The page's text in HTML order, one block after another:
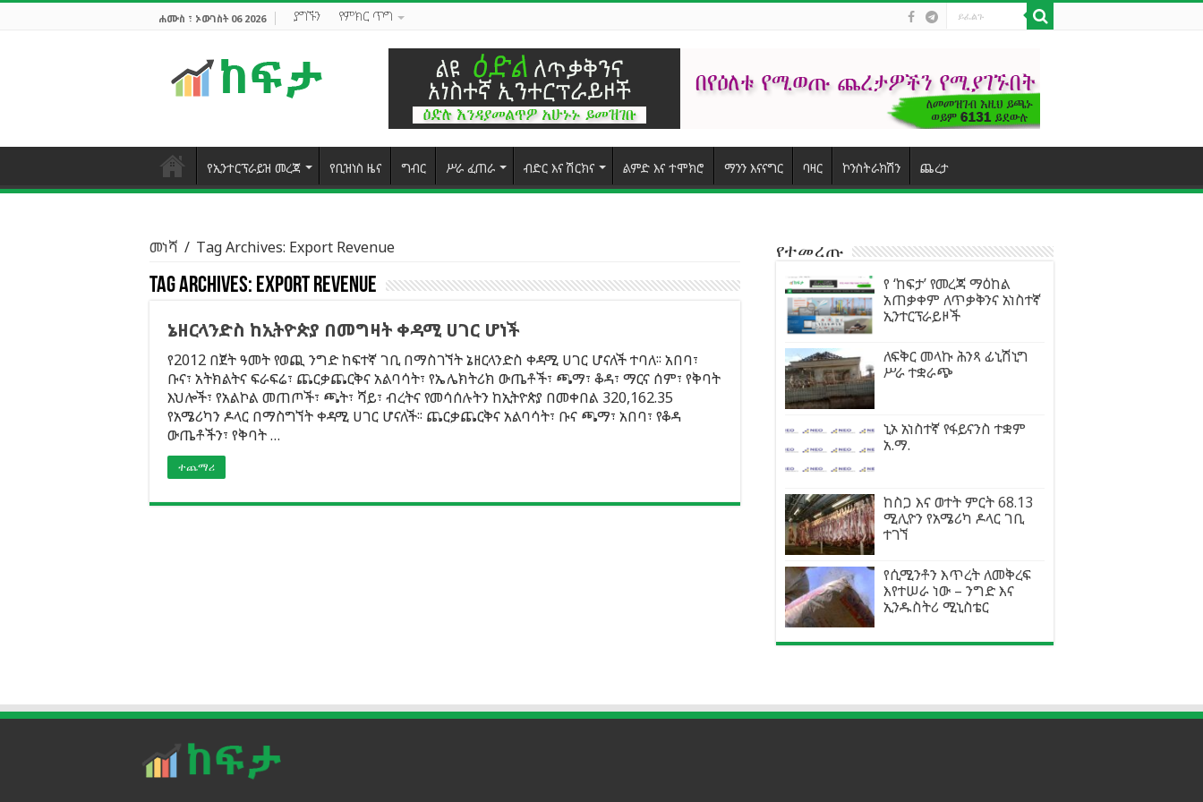
ሐሙስ ፣ ኦውገስት 06 2026 ያግኙን የምክር ጥግ
የኢንተርፕራይዝ መረጃ የቢዝነስ ዜና ግብር ሥራ ፈጠራ ብድር እና ሽርክና ልምድ እና ተሞክሮ ማንን እናናግር ባዛር ኮንስትራክሽን ጨረታ
መነሻ / Tag Archives: Export Revenue
Tag Archives: Export Revenue
ኔዘርላንድስ ከኢትዮጵያ በመግዛት ቀዳሚ ሀገር ሆነች
የ2012 በጀት ዓመት የወጪ ንግድ ከፍተኛ ገቢ በማስገኘት ኔዘርላንድስ ቀዳሚ ሀገር ሆናለች ተባለ፡፡ አበባ፣
ቡና፣ አትክልትና ፍራፍሬ፣ ጨርቃጨርቅና አልባሳት፣ የኤሌክትሪክ ውጤቶች፣ ጫማ፣ ቆዳ፣ ማርና ሰም፣ የቅባት
እህሎች፣ የአልኮል መጠጦች፣ ጫት፣ ሻይ፣ ብረትና የመሳሰሉትን ከኢትዮጵያ በመቀበል 320,162.35
የአሜሪካን ዶላር በማስግኘት ቀዳሚ ሀገር ሆናለች፡፡ ጨርቃጨርቅና አልባሳት፣ ቡና ጫማ፣ አበባ፣ የቆዳ
ውጤቶችን፣ የቅባት …
ተጨማሪ
የተመረጡ
የ ‘ከፍታ’ የመረጃ ማዕከል
አጠቃቀም ለጥቃቅንና አነስተኛ
ኢንተርፕራይዞች
ለፍቅር መላኩ ሕንጻ ፊኒሽኒግ
ሥራ ተቋራጭ
ኒኦ አነስተኛ የፋይናንስ ተቋም
አ.ማ.
ከስጋ እና ወተት ምርት 68.13
ሚሊዮን የአሜሪካ ዶላር ገቢ
ተገኘ
የሲሚንቶን እጥረት ለመቅረፍ
እየተሠራ ነው – ንግድ እና
ኢንዱስትሪ ሚኒስቴር